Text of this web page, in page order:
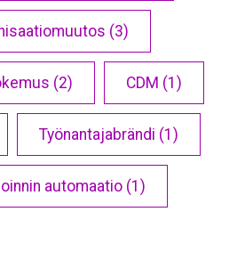
(3)
(2) CDM (1)
Työnantajabrändi (1)
automaatio (1)